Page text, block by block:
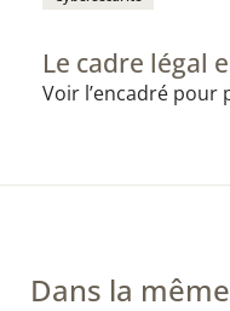
Le cadre légal
Voir l’encadré pour
Dans la